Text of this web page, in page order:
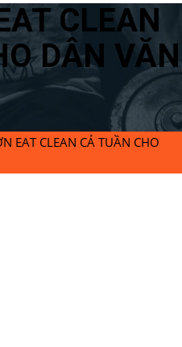
CLEAN
DÂN VĂN
EAT CLEAN CẢ TUẦN CHO